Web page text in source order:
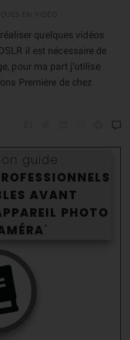
quelques vidéos
il est nécessaire de
pour ma part j’utilise
Première de chez
guide
AVANT
PHOTO
A"